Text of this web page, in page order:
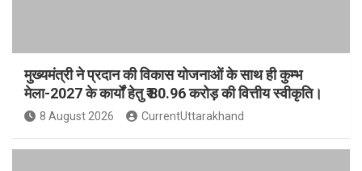
मुख्यमंत्री ने प्रदान की विकास योजनाओं के साथ ही कुम्भ
मेला-2027 के कार्यों हेतु ₹ 80.96 करोड़ की वित्तीय स्वीकृति।
8 August 2026 CurrentUttarakhand